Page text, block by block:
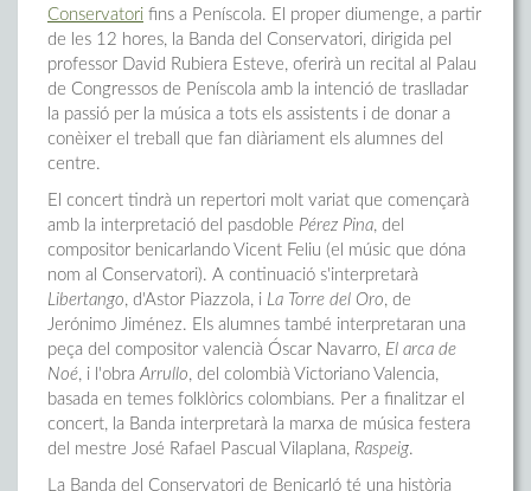
Conservatori fins a Peníscola. El proper diumenge, a partir
de les 12 hores, la Banda del Conservatori, dirigida pel
professor David Rubiera Esteve, oferirà un recital al Palau
de Congressos de Peníscola amb la intenció de traslladar
la passió per la música a tots els assistents i de donar a
conèixer el treball que fan diàriament els alumnes del
centre.
El concert tindrà un repertori molt variat que començarà
amb la interpretació del pasdoble Pérez Pina, del
compositor benicarlando Vicent Feliu (el músic que dóna
nom al Conservatori). A continuació s'interpretarà
Libertango, d'Astor Piazzola, i La Torre del Oro, de
Jerónimo Jiménez. Els alumnes també interpretaran una
peça del compositor valencià Óscar Navarro, El arca de
Noé, i l'obraArrullo, del colombià Victoriano Valencia,
basada en temes folklòrics colombians. Per a finalitzar el
concert, la Banda interpretarà la marxa de música festera
del mestre José Rafael Pascual Vilaplana, Raspeig.
La Banda del Conservatori de Benicarló té una història